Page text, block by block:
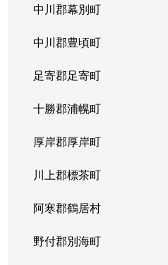
中川郡幕別町
中川郡豊頃町
足寄郡足寄町
十勝郡浦幌町
厚岸郡厚岸町
川上郡標茶町
阿寒郡鶴居村
野付郡別海町